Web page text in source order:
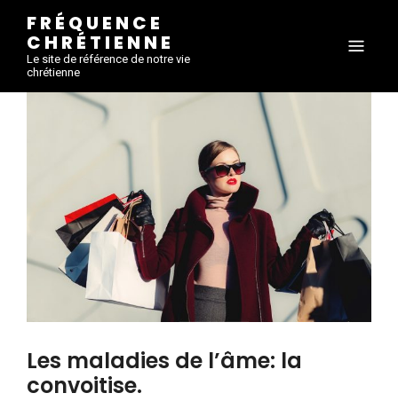
FRÉQUENCE
CHRÉTIENNE
Le site de référence de notre vie
chrétienne
Les maladies de l’âme: la
convoitise.